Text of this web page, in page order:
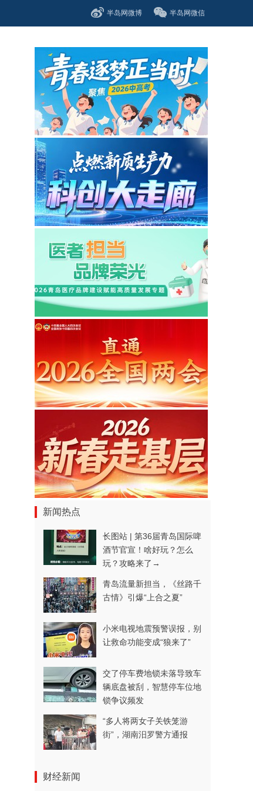
半岛网微博 半岛网微信
新闻热点
长图站 | 第36届青岛国际啤
酒节官宣！啥好玩？怎么
玩？攻略来了→
青岛流量新担当，《丝路千
古情》引爆“上合之夏”
小米电视地震预警误报，别
让救命功能变成“狼来了”
交了停车费地锁未落导致车
辆底盘被刮，智慧停车位地
锁争议频发
“多人将两女子关铁笼游
街”，湖南汨罗警方通报
财经新闻